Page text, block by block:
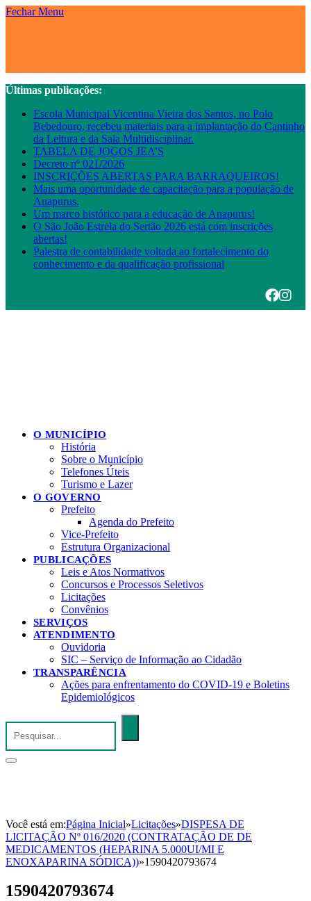
Fechar Menu
Últimas publicações:
Escola Municipal Vicentina Vieira dos Santos, no Polo
Bebedouro, recebeu materiais para a implantação do Cantinho
da Leitura e da Sala Multidisciplinar.
TABELA DE JOGOS JEA’S
Decreto nº 021/2026
INSCRIÇÕES ABERTAS PARA BARRAQUEIROS!
Mais uma oportunidade de capacitação para a população de
Anapurus.
Um marco histórico para a educação de Anapurus!
O São João Estrela do Sertão 2026 está com inscrições
abertas!
Palestra de contabilidade voltada ao fortalecimento do
conhecimento e da qualificação profissional
O MUNICÍPIO
História
Sobre o Município
Telefones Úteis
Turismo e Lazer
O GOVERNO
Prefeito
Agenda do Prefeito
Vice-Prefeito
Estrutura Organizacional
PUBLICAÇÕES
Leis e Atos Normativos
Concursos e Processos Seletivos
Licitações
Convênios
SERVIÇOS
ATENDIMENTO
Ouvidoria
SIC – Serviço de Informação ao Cidadão
TRANSPARÊNCIA
Ações para enfrentamento do COVID-19 e Boletins
Epidemiológicos
Você está em:Página Inicial»Licitações»DISPESA DE
LICITAÇÃO Nº 016/2020 (CONTRATAÇÃO DE DE
MEDICAMENTOS (HEPARINA 5.000UI/MI E
ENOXAPARINA SÓDICA))»1590420793674
1590420793674